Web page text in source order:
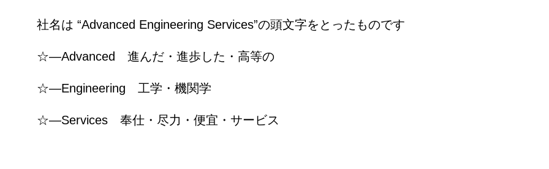
社名は “Advanced Engineering Services”の頭文字をとったものです
☆―Advanced 進んだ・進歩した・高等の
☆―Engineering 工学・機関学
☆―Services 奉仕・尽力・便宜・サービス